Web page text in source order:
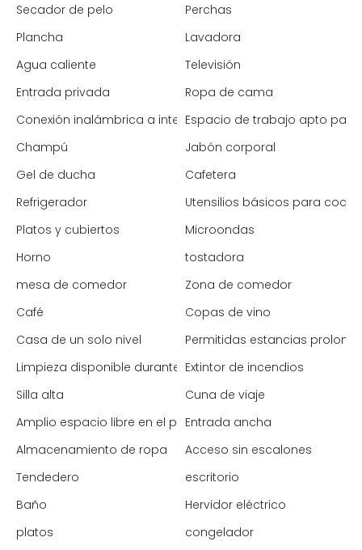
Secador de pelo
Perchas
Plancha
Lavadora
Agua caliente
Televisión
Entrada privada
Ropa de cama
Conexión inalámbrica a internetEspacio de trabajo apto
Champú
Jabón corporal
Gel de ducha
Cafetera
Refrigerador
Utensilios básicos para
Platos y cubiertos
Microondas
Horno
tostadora
mesa de comedor
Zona de comedor
Café
Copas de vino
Casa de un solo nivel
Permitidas estancias
Limpieza disponible durante la estanciaExtintor de incendios
Silla alta
Cuna de viaje
Amplio espacio libre en el pasilloEntrada ancha
Almacenamiento de ropa
Acceso sin escalones
Tendedero
escritorio
Baño
Hervidor eléctrico
platos
congelador